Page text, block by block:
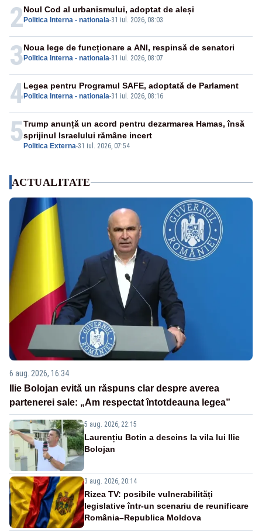
2 Politica Interna - nationala-31 iul. 2026, 08:03
Noul Cod al urbanismului, adoptat de aleși
3 Politica Interna - nationala-31 iul. 2026, 08:07
Noua lege de funcționare a ANI, respinsă de senatori
4 Politica Interna - nationala-31 iul. 2026, 08:16
Legea pentru Programul SAFE, adoptată de Parlament
5 Politica Externa-31 iul. 2026, 07:54
Trump anunță un acord pentru dezarmarea Hamas, însă
sprijinul Israelului rămâne incert
ACTUALITATE
6 aug. 2026, 16:34
Ilie Bolojan evită un răspuns clar despre averea
partenerei sale: „Am respectat întotdeauna legea”
5 aug. 2026, 22:15
Laurențiu Botin a descins la vila lui Ilie
Bolojan
3 aug. 2026, 20:14
Rizea TV: posibile vulnerabilități
legislative într-un scenariu de reunificare
România–Republica Moldova